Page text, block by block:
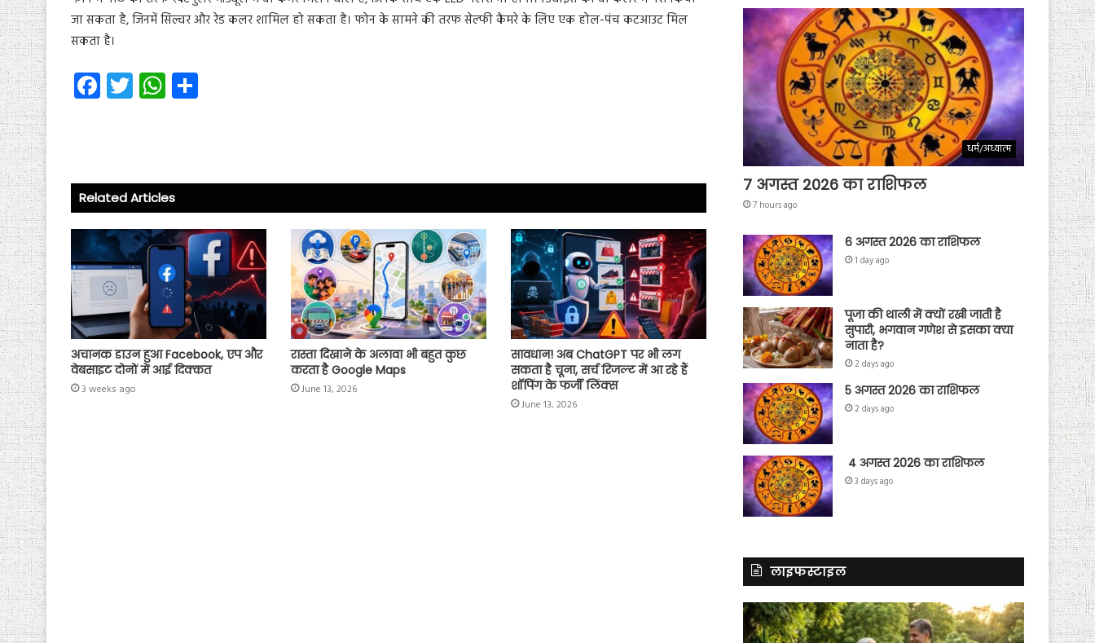
जा सकता है, जिनमें सिल्वर और रेड कलर शामिल हो सकता है। फोन के सामने की तरफ सेल्फी कैमरे के लिए एक होल-पंच कटआउट मिल
सकता है।
Fa
ce
ok
T
wi
W
ha
p
p
Related Articles
अचानक डाउन हुआ Facebook, एप और
वेबसाइट दोनों में आई दिक्कत
3 weeks ago
रास्ता दिखाने के अलावा भी बहुत कुछ
करता है Google Maps
June 13, 2026
सावधान! अब ChatGPT पर भी लग
सकता है चूना, सर्च रिजल्ट में आ रहे हैं
शॉपिंग के फर्जी लिंक्स
June 13, 2026
धर्म/अध्यात्म
7 अगस्त 2026 का राशिफल
7 hours ago
6 अगस्त 2026 का राशिफल
1 day ago
पूजा की थाली में क्यों रखी जाती है
सुपारी, भगवान गणेश से इसका क्या
नाता है?
2 days ago
5 अगस्त 2026 का राशिफल
2 days ago
4 अगस्त 2026 का राशिफल
3 days ago
लाइफस्टाइल